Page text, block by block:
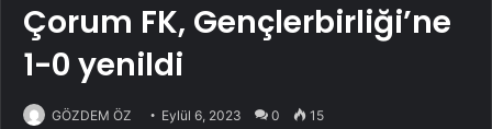
Çorum FK, Gençlerbirliği’ne
1-0 yenildi
GÖZDEM ÖZ Eylül 6, 2023 0 15